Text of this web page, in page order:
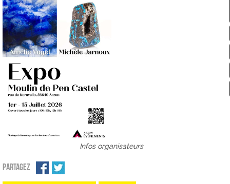
Infos organisateurs
PARTAGEZ